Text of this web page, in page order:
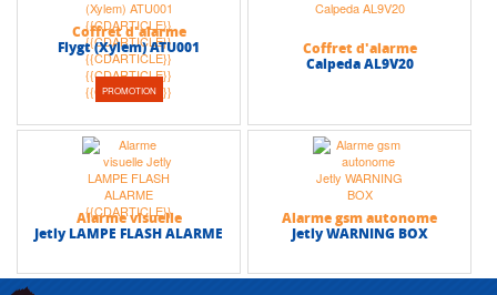
PROMOTION
Coffret d'alarme
Flygt (Xylem) ATU001
Coffret d'alarme
Calpeda AL9V20
Alarme visuelle
Jetly LAMPE FLASH ALARME
Alarme gsm autonome
Jetly WARNING BOX